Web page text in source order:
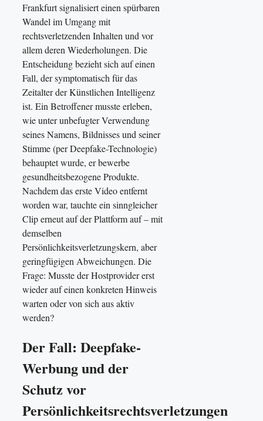
Frankfurt signalisiert einen spürbaren
Wandel im Umgang mit
rechtsverletzenden Inhalten und vor
allem deren Wiederholungen. Die
Entscheidung bezieht sich auf einen
Fall, der symptomatisch für das
Zeitalter der Künstlichen Intelligenz
ist. Ein Betroffener musste erleben,
wie unter unbefugter Verwendung
seines Namens, Bildnisses und seiner
Stimme (per Deepfake-Technologie)
behauptet wurde, er bewerbe
gesundheitsbezogene Produkte.
Nachdem das erste Video entfernt
worden war, tauchte ein sinngleicher
Clip erneut auf der Plattform auf – mit
demselben
Persönlichkeitsverletzungskern, aber
geringfügigen Abweichungen. Die
Frage: Musste der Hostprovider erst
wieder auf einen konkreten Hinweis
warten oder von sich aus aktiv
werden?
Der Fall: Deepfake-
Werbung und der
Schutz vor
Persönlichkeitsrechtsverletzungen